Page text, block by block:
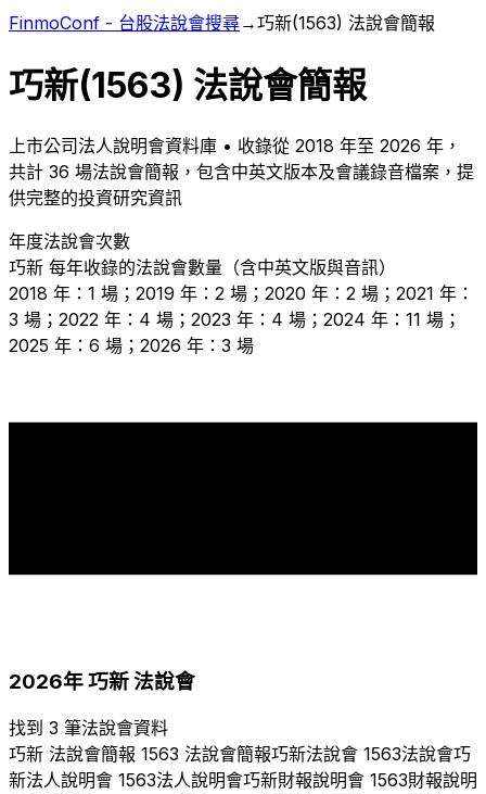
FinmoConf - 台股法說會搜尋→巧新(1563) 法說會簡報
巧新(1563) 法說會簡報
上市公司法人說明會資料庫 • 收錄從 2018 年至 2026 年，
共計 36 場法說會簡報，包含中英文版本及會議錄音檔案，提
供完整的投資研究資訊
年度法說會次數
巧新 每年收錄的法說會數量（含中英文版與音訊）
2018 年：1 場；2019 年：2 場；2020 年：2 場；2021 年：
3 場；2022 年：4 場；2023 年：4 場；2024 年：11 場；
2025 年：6 場；2026 年：3 場
2026年巧新法說會
找到 3 筆法說會資料
巧新 法說會簡報 1563 法說會簡報巧新法說會 1563法說會巧
新法人說明會 1563法人說明會巧新財報說明會 1563財報說明